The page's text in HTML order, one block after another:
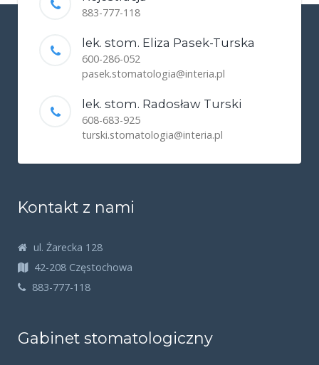
883-777-118
lek. stom. Eliza Pasek-Turska
600-286-052
pasek.stomatologia@interia.pl
lek. stom. Radosław Turski
608-683-925
turski.stomatologia@interia.pl
Kontakt z nami
ul. Żarecka 128
42-208 Częstochowa
883-777-118
Gabinet stomatologiczny